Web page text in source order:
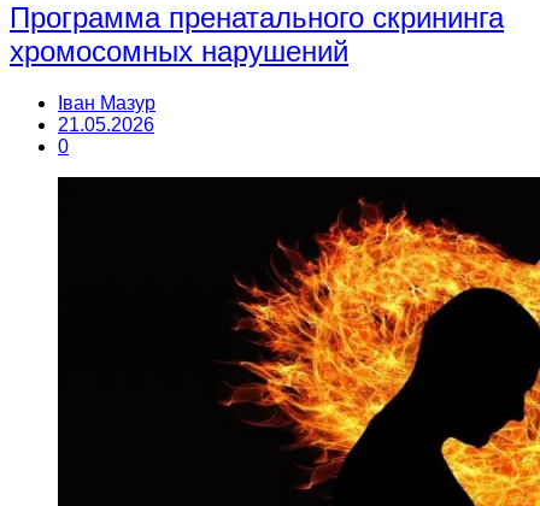
Программа пренатального скрининга
хромосомных нарушений
Іван Мазур
21.05.2026
0